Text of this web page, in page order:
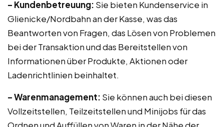
– Kundenbetreuung: Sie bieten Kundenservice in
Glienicke/Nordbahn an der Kasse, was das
Beantworten von Fragen, das Lösen von Problemen
bei der Transaktion und das Bereitstellen von
Informationen über Produkte, Aktionen oder
Ladenrichtlinien beinhaltet.
– Warenmanagement: Sie können auch bei diesen
Vollzeitstellen, Teilzeitstellen und Minijobs für das